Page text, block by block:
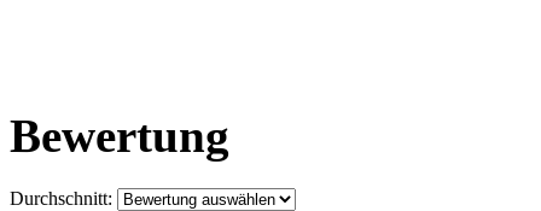
Bewertung
Durchschnitt: